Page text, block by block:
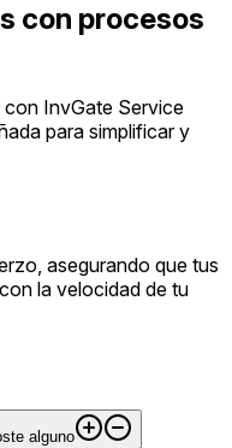
con procesos
InvGate Service
para simplificar y
asegurando que tus
la velocidad de tu
alguno